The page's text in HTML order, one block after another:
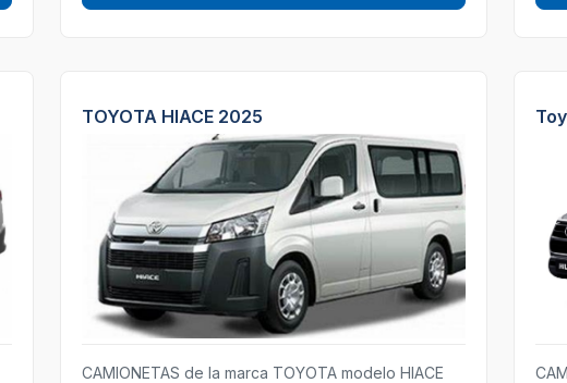
TOYOTA HIACE 2025
CAMIONETAS de la marca TOYOTA modelo HIACE